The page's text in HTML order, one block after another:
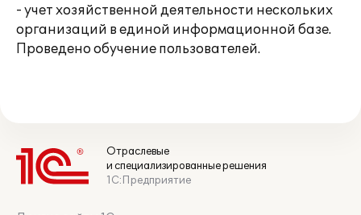
- учет хозяйственной деятельности нескольких
организаций в единой информационной базе.
Проведено обучение пользователей.
Отраслевые
и специализированные решения
1С:Предприятие